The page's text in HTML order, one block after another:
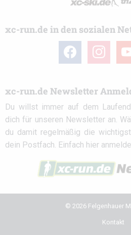
xc-run.de in den sozialen
facebook instagram
xc-run.de Newsletter
Du willst immer auf dem
dich für unseren Newsletter an.
du damit regelmäßig die
dein Postfach. Einfach hier
© 2026 Felgenhauer
Kontakt